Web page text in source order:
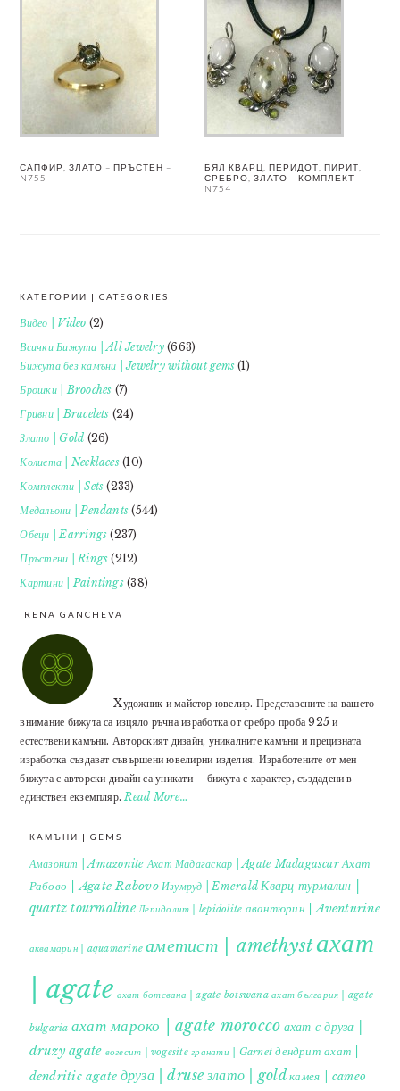
САПФИР, ЗЛАТО – ПРЪСТЕН –
N755
БЯЛ КВАРЦ, ПЕРИДОТ, ПИРИТ,
СРЕБРО, ЗЛАТО – КОМПЛЕКТ –
N754
FOOTER
КАТЕГОРИИ | CATEGORIES
Видео | Video (2)
Всички Бижута | All Jewelry(663)
Бижута без камъни | Jewelry without gems (1)
Брошки | Brooches (7)
Гривни | Bracelets (24)
Злато | Gold (26)
Колиета | Necklaces(10)
Комплекти | Sets (233)
Медальони | Pendants (544)
Обеци | Earrings (237)
Пръстени | Rings (212)
Картини | Paintings(38)
IRENA GANCHEVA
Xудожник и майстор ювелир. Представените на вашето
внимание бижута са изцяло ръчна изработка от сребро проба 925 и
естествени камъни. Авторският дизайн, уникалните камъни и прецизната
изработка създават съвършени ювелирни изделия. Изработените от мен
бижута с авторски дизайн са уникати – бижута с характер, създадени в
единствен екземпляр. Read More…
КАМЪНИ | GEMS
Амазонит | Amazonite Ахат Мадагаскар | Agate Madagascar Ахат
Рабово | Agate Rabovo Изумруд | Emerald Кварц турмалин |
quartz tourmaline Лепидолит | lepidolite авантюрин | Aventurine
аквамарин | aquamarine аметист | amethystахат
| agate ахат ботсвана | agate botswana ахат българия | agate
bulgaria ахат мароко | agate morocco ахат с друза |
druzy agate вогесит | vogesite гранати | Garnet дендрит ахат |
dendritic agate друза | druse злато | gold камея | cameo